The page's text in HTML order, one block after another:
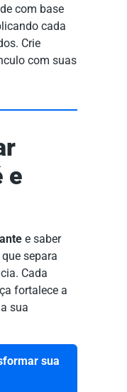
com base
cada
Crie
com suas
e
e saber
separa
Cada
fortalece a
sua
sua